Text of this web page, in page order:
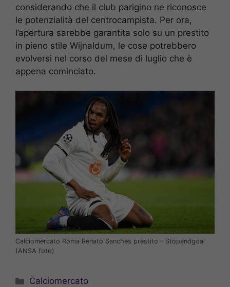
considerando che il club parigino ne riconosce
le potenzialità del centrocampista. Per ora,
l’apertura sarebbe garantita solo su un prestito
in pieno stile Wijnaldum, le cose potrebbero
evolversi nel corso del mese di luglio che è
appena cominciato.
Calciomercato Roma Renato Sanches prestito – Stopandgoal
(ANSA foto)
Categorie
Calciomercato